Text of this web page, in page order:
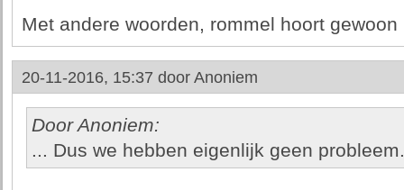
Met andere woorden, rommel hoort
20-11-2016, 15:37 door Anoniem
Door Anoniem:
... Dus we hebben eigenlijk geen probleem.